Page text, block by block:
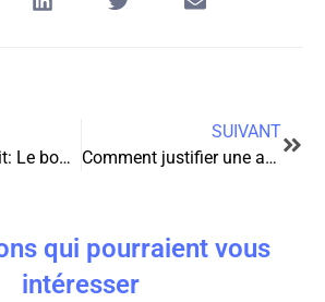
Assurance crédit: Le bouclier indispensable pour vos finances
SUIVANT
Comment justifier une absence à l’Université : justifier son absence avec brio
qui pourraient vous
intéresser